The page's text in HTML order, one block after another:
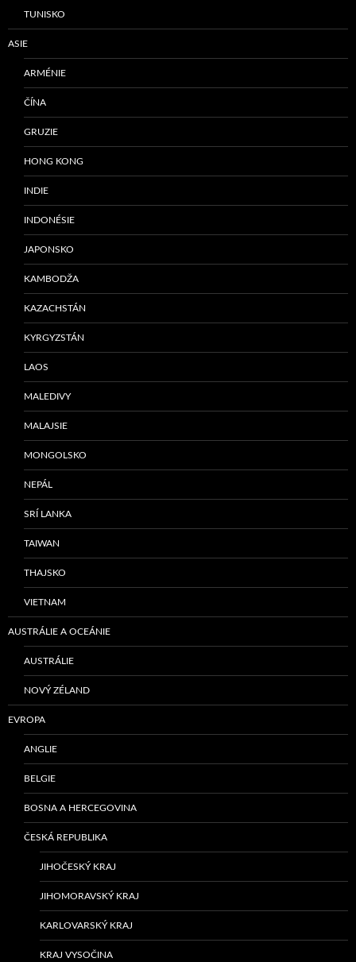
TUNISKO
ASIE
ARMÉNIE
ČÍNA
GRUZIE
HONG KONG
INDIE
INDONÉSIE
JAPONSKO
KAMBODŽA
KAZACHSTÁN
KYRGYZSTÁN
LAOS
MALEDIVY
MALAJSIE
MONGOLSKO
NEPÁL
SRÍ LANKA
TAIWAN
THAJSKO
VIETNAM
AUSTRÁLIE A OCEÁNIE
AUSTRÁLIE
NOVÝ ZÉLAND
EVROPA
ANGLIE
BELGIE
BOSNA A HERCEGOVINA
ČESKÁ REPUBLIKA
JIHOČESKÝ KRAJ
JIHOMORAVSKÝ KRAJ
KARLOVARSKÝ KRAJ
KRAJ VYSOČINA